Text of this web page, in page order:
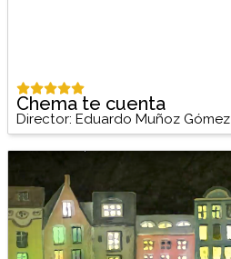
Chema te cuenta
Director: Eduardo Muñoz Gómez